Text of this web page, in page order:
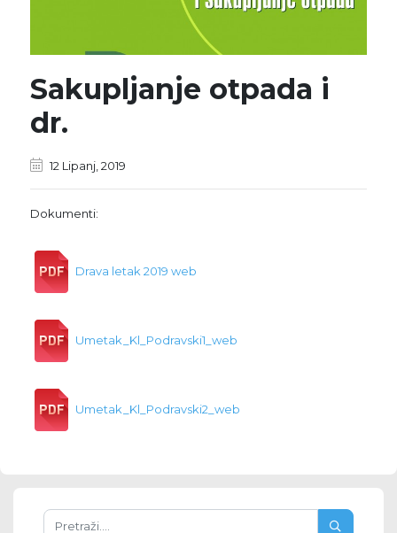
Sakupljanje otpada i
dr.
12 Lipanj, 2019
Dokumenti:
Drava letak 2019 web
Umetak_Kl_Podravski1_web
Umetak_Kl_Podravski2_web